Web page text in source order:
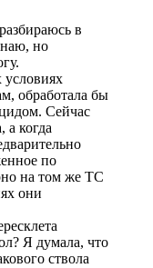
в
но
обработала бы
Сейчас
а когда
по
на том же ТС
они
Я думала, что
ствола